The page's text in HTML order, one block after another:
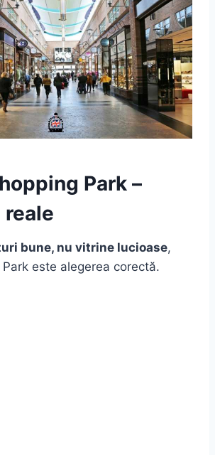
Park –
bune, nu vitrine lucioase,
este alegerea corectă.